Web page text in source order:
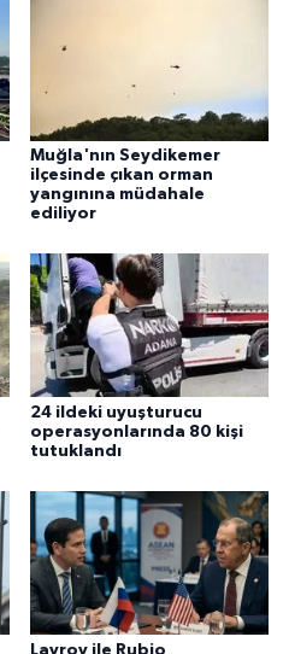
Muğla'nın Seydikemer
ilçesinde çıkan orman
yangınına müdahale
ediliyor
24 ildeki uyuşturucu
operasyonlarında 80 kişi
tutuklandı
Lavrov ile Rubio